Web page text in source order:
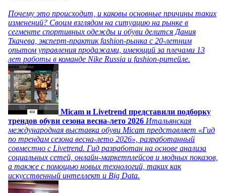
Почему это происходит, и каковы основные причины таких
изменений? Своим взглядом на ситуацию на рынке в
сегменте спортивных одежды и обуви делится Дания
Ткачева, эксперт-практик fashion-рынка с 20-летним
опытом управления продажами, имеющий за плечами 13
лет работы в команде Nike Russia и fashion-ритейле.
Micam и Livetrend представили подборку
трендов обуви сезона весна-лето 2026 Итальянская
международная выставка обуви Micam представляет «Гид
по трендам сезона весна-лето 2026», разработанный
совместно с Livetrend. Гид разработан на основе анализа
социальных сетей, онлайн-маркетплейсов и модных показов,
а также с помощью новых технологий, таких как
искусственный интеллект и Big Data.